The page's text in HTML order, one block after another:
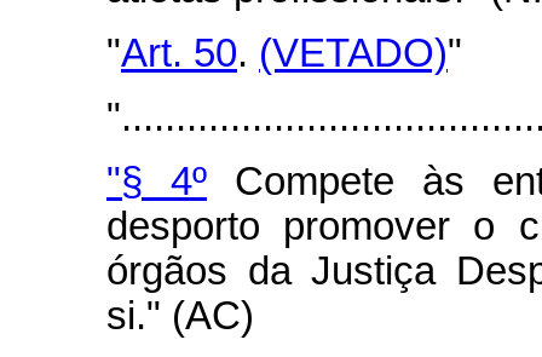
"Art. 50. (VETADO)"
"§ 4º Compete às
desporto promover o
órgãos da Justiça
si." (AC)